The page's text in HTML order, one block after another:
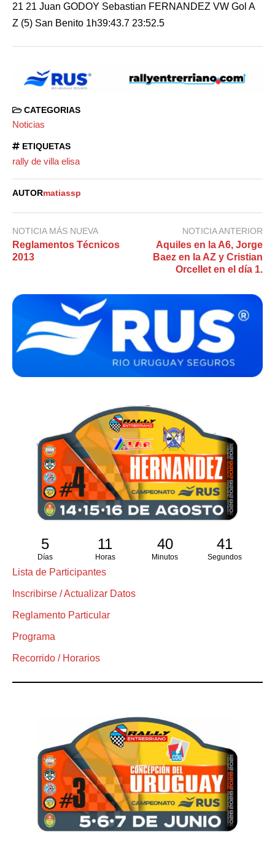
21 21 Juan GODOY Sebastian FERNANDEZ VW Gol A
Z (5) San Benito 1h39:43.7 23:52.5
CATEGORIAS
Noticias
ETIQUETAS
rally de villa elisa
AUTORmatiassp
NOTICIA MÁS NUEVA
Reglamentos Técnicos
2013
NOTICIA ANTERIOR
Aquiles en la A6, Jorge
Baez en la AZ y Cristian
Orcellet en el día 1.
5
Días
11
Horas
40
Minutos
40
Segundos
Lista de Participantes
Inscribirse / Actualizar Datos
Reglamento Particular
Programa
Recorrido / Horarios